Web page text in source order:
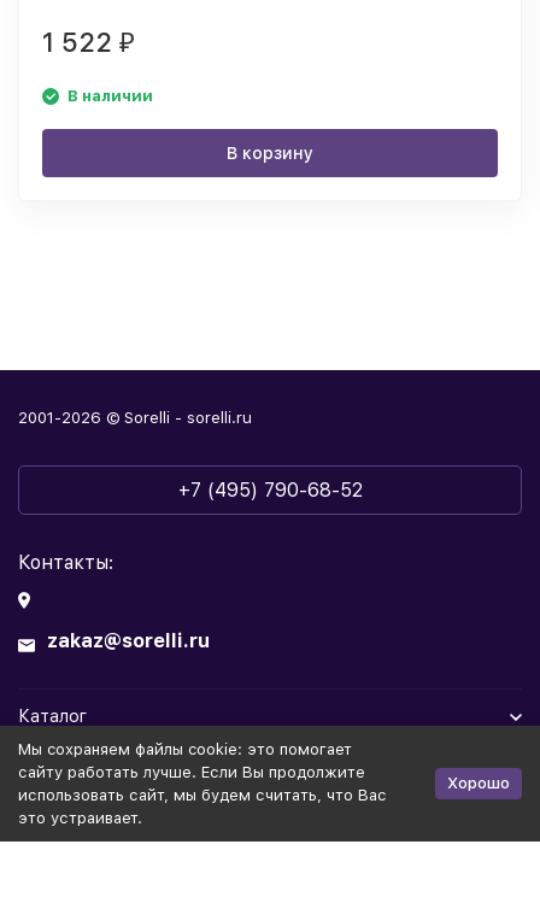
1 522 ₽
В наличии
В корзину
2001-2026 © Sorelli - sorelli.ru
+7 (495) 790-68-52
Контакты:
zakaz@sorelli.ru
Каталог
Информация
Политика персональных данных Публичная оферта
Мы cохраняем файлы cookie: это помогает
сайту работать лучше. Если Вы продолжите
использовать сайт, мы будем считать, что Вас
это устраивает.
Хорошо